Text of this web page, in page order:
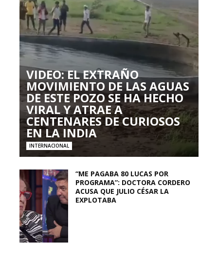
VIDEO: EL EXTRAÑO
MOVIMIENTO DE LAS AGUAS
DE ESTE POZO SE HA HECHO
VIRAL Y ATRAE A
CENTENARES DE CURIOSOS
EN LA INDIA
INTERNACIONAL
“ME PAGABA 80 LUCAS POR
PROGRAMA”: DOCTORA CORDERO
ACUSA QUE JULIO CÉSAR LA
EXPLOTABA